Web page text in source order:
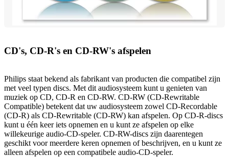
CD's, CD-R's en CD-RW's afspelen
Philips staat bekend als fabrikant van producten die compatibel zijn
met veel typen discs. Met dit audiosysteem kunt u genieten van
muziek op CD, CD-R en CD-RW. CD-RW (CD-Rewritable
Compatible) betekent dat uw audiosysteem zowel CD-Recordable
(CD-R) als CD-Rewritable (CD-RW) kan afspelen. Op CD-R-discs
kunt u één keer iets opnemen en u kunt ze afspelen op elke
willekeurige audio-CD-speler. CD-RW-discs zijn daarentegen
geschikt voor meerdere keren opnemen of beschrijven, en u kunt ze
alleen afspelen op een compatibele audio-CD-speler.